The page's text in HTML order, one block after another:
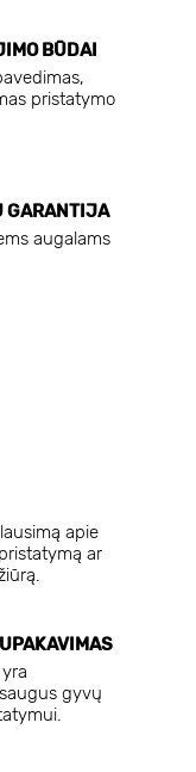
BŪDAI
pristatymo
GARANTIJA
augalams
apie
ar
gyvų